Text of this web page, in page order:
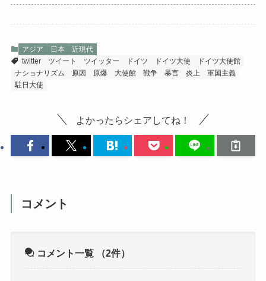
アジア 日本
近現代
twitter
ツイート ツイッター ドイツ ドイツ大使
ドイツ大使館
ナショナリズム
原因 原爆 大使館 戦争 暴言 炎上
軍国主義
駐日大使
よかったらシェアしてね！
コメント
コメント一覧 （2件）